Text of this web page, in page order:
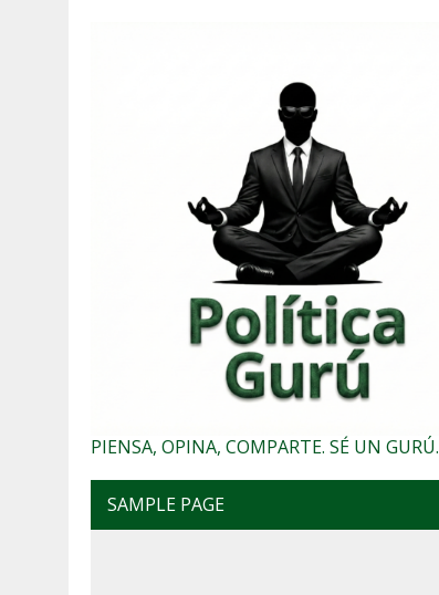
PIENSA, OPINA, COMPARTE. SÉ UN GURÚ.
SAMPLE PAGE